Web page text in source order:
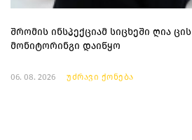
შრომის ინსპექციამ სიცხეში ღია
მონიტორინგი დაიწყო
06. 08. 2026 უძრავი ქონება